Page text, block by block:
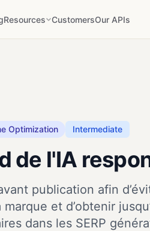
Resources CustomersOur APIs
Optimization Intermediate
de l'IA
publication afin
et d’obtenir
dans les SERP